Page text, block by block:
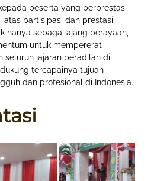
peserta yang berprestasi
atas partisipasi dan prestasi
hanya sebagai ajang perayaan,
untuk mempererat
seluruh jajaran peradilan di
tercapainya tujuan
dan profesional di Indonesia.